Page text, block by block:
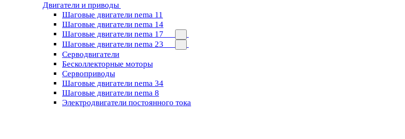
Двигатели и приводы
Шаговые двигатели nema 11
Шаговые двигатели nema 14
Шаговые двигатели nema 17
Шаговые двигатели nema 23
Cерводвигатели
Бесколлекторные моторы
Сервоприводы
Шаговые двигатели nema 34
Шаговые двигатели nema 8
Электродвигатели постоянного тока